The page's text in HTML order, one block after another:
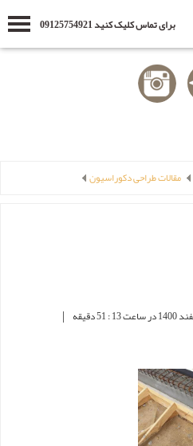
برای تماس کلیک کنید 09125754921
مقالات طراحی دکوراسیون
|